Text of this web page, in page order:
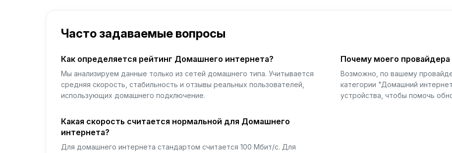
Часто задаваемые вопросы
Как определяется рейтинг Домашнего интернета?
Мы анализируем данные только из сетей домашнего типа. Учитывается
средняя скорость, стабильность и отзывы реальных пользователей,
использующих домашнего подключение.
Почему моего провайдера
Возможно, по вашему
категории "Домашний
устройства, чтобы помочь
Какая скорость считается нормальной для Домашнего
интернета?
Для домашнего интернета стандартом считается 100 Мбит/с. Для